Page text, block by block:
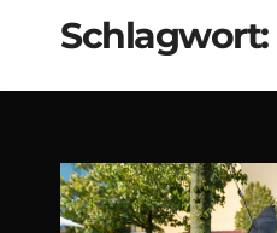
Schlagwort: